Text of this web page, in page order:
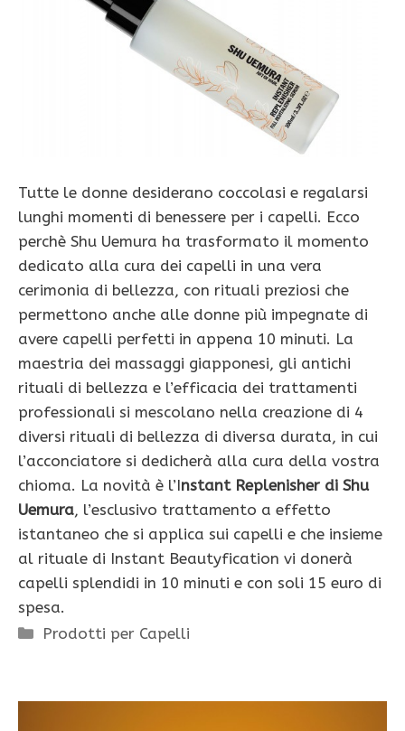
Tutte le donne desiderano coccolasi e regalarsi
lunghi momenti di benessere per i capelli. Ecco
perchè Shu Uemura ha trasformato il momento
dedicato alla cura dei capelli in una vera
cerimonia di bellezza, con rituali preziosi che
permettono anche alle donne più impegnate di
avere capelli perfetti in appena 10 minuti. La
maestria dei massaggi giapponesi, gli antichi
rituali di bellezza e l’efficacia dei trattamenti
professionali si mescolano nella creazione di 4
diversi rituali di bellezza di diversa durata, in cui
l’acconciatore si dedicherà alla cura della vostra
chioma. La novità è l’Instant Replenisher di Shu
Uemura, l’esclusivo trattamento a effetto
istantaneo che si applica sui capelli e che insieme
al rituale di Instant Beautyfication vi donerà
capelli splendidi in 10 minuti e con soli 15 euro di
spesa.
Categorie
Prodotti per Capelli